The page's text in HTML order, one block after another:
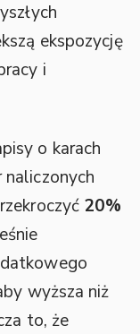
ekspozycję
i
o karach
20%
wyższa niż
to, że